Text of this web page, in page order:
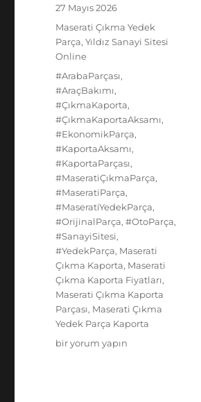
Yayın
27 Mayıs 2026
Kategoriler
Maserati Çıkma Yedek
Parça,Yıldız Sanayi Sitesi
Online
Etiketler
#ArabaParçası,
#AraçBakımı,
#ÇıkmaKaporta,
#ÇıkmaKaportaAksamı,
#EkonomikParça,
#KaportaAksamı,
#KaportaParçası,
#MaseratiÇıkmaParça,
#MaseratiParça,
#MaseratiYedekParça,
#OrijinalParça,#OtoParça,
#SanayiSitesi,
#YedekParça, Maserati
Çıkma Kaporta, Maserati
Çıkma Kaporta Fiyatları,
Maserati Çıkma Kaporta
Parçası, Maserati Çıkma
Yedek Parça Kaporta
Maserati
bir yorum yapın